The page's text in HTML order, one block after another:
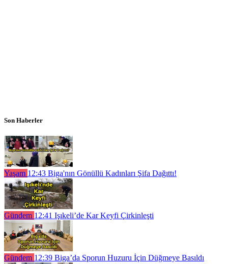
Son Haberler
Yaşam 12:43 Biga'nın Gönüllü Kadınları Şifa Dağıttı!
Gündem 12:41 Işıkeli’de Kar Keyfi Çirkinleşti
Gündem 12:39 Biga’da Sporun Huzuru İçin Düğmeye Basıldı